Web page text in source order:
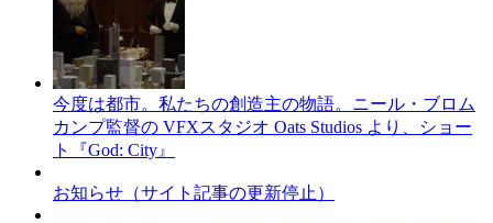
今度は都市。私たちの創造主の物語。ニール・ブロム
カンプ監督の VFXスタジオ Oats Studios より、ショー
ト『God: City』
お知らせ（サイト記事の更新停止）